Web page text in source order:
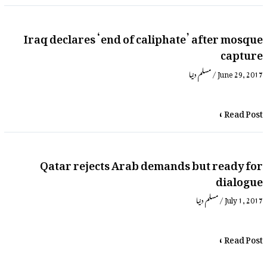
Iraq declares ‘end of caliphate’ after mosque
capture
مسلم دنیا/June 29, 2017
Read Post »
Qatar rejects Arab demands but ready for
dialogue
مسلم دنیا/July 1, 2017
Read Post »